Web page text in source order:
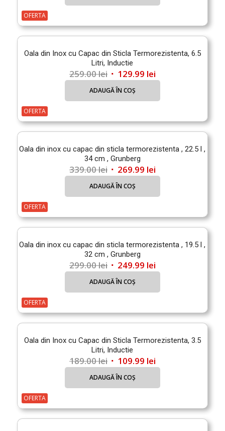
259.00 lei.
OFERTA
Oala din Inox cu Capac din Sticla Termorezistenta, 6.5
Litri, Inductie
259.00lei Prețul
inițial
259.00 lei.
129.99 leiPrețul
curent
este:
ADAUGĂ ÎN COȘ
OFERTA
Oala din inox cu capac din sticla termorezistenta , 22.5 l ,
34 cm , Grunberg
339.00lei Prețul
inițial
339.00 lei.
269.99 leiPrețul
curent
este:
ADAUGĂ ÎN COȘ
OFERTA
Oala din inox cu capac din sticla termorezistenta , 19.5 l ,
32 cm , Grunberg
299.00lei Prețul
inițial
299.00 lei.
249.99 leiPrețul
curent
este:
ADAUGĂ ÎN COȘ
OFERTA
Oala din Inox cu Capac din Sticla Termorezistenta, 3.5
Litri, Inductie
189.00lei Prețul
inițial
189.00 lei.
109.99 leiPrețul
curent
este:
ADAUGĂ ÎN COȘ
OFERTA